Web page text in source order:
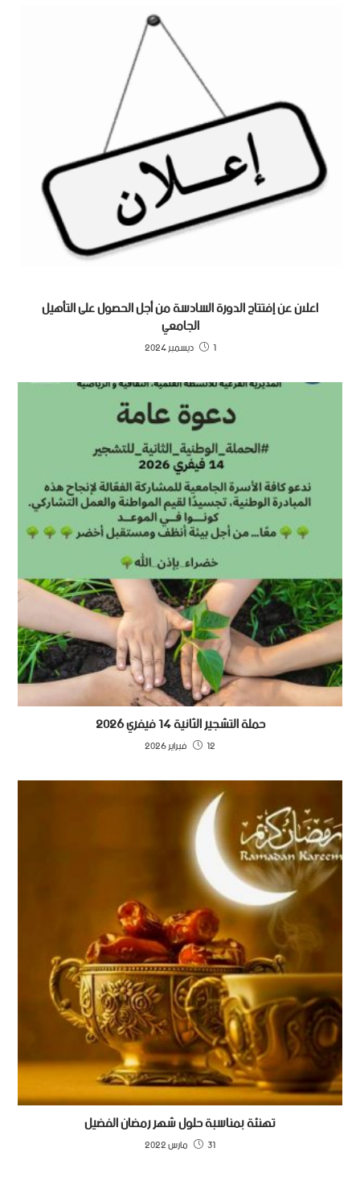
اعلان عن إفتتاح الدورة السادسة من أجل الحصول على التأهيل
الجامعي
1 ديسمبر 2024
حملة التشجير الثانية 14 فيفري 2026
12 فبراير 2026
تهنئة بمناسبة حلول شهر رمضان الفضيل
31 مارس 2022